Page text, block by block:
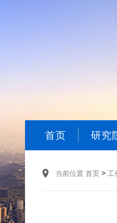
首页 研究
当前位置 首页 > 工